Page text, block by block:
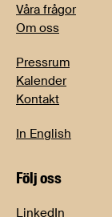
Våra frågor
Om oss
Pressrum
Kalender
Kontakt
In English
Följ oss
LinkedIn